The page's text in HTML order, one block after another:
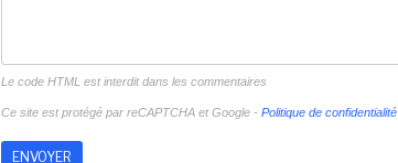
Le code HTML est interdit dans les commentaires
Ce site est protégé par reCAPTCHA et Google - Politique de confidentialité